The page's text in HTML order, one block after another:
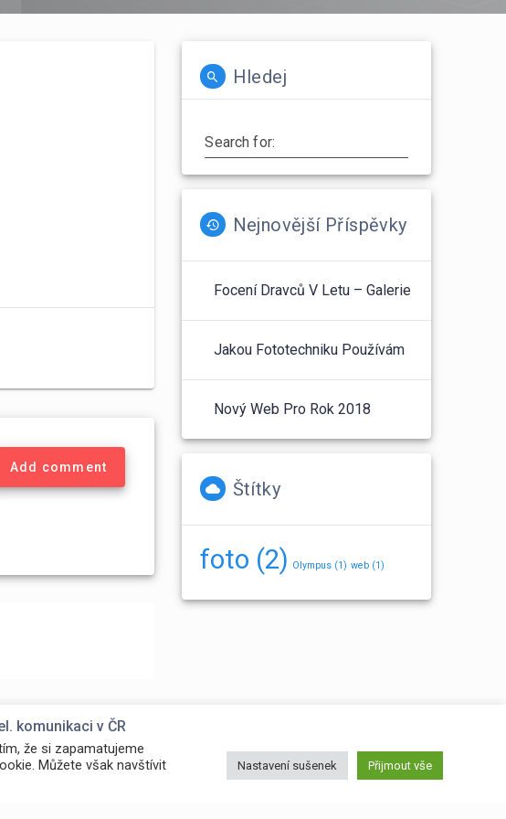
Add comment
Hledej
Search for:
Nejnovější Příspěvky
Focení Dravců V Letu – Galerie
Jakou Fototechniku Používám
Nový Web Pro Rok 2018
Štítky
foto (2) Olympus (1) web (1)
komunikaci v ČR
že si zapamatujeme
Můžete však navštívit
Nastavení sušenek Přijmout vše